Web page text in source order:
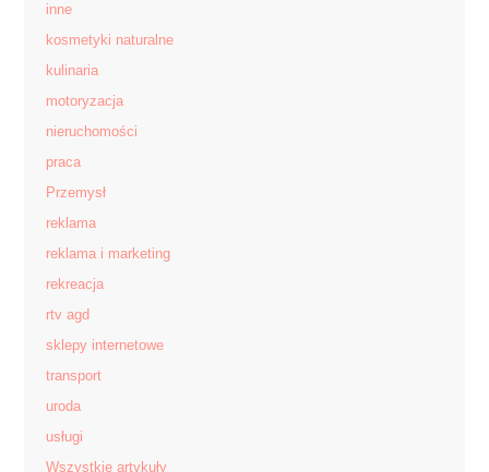
inne
kosmetyki naturalne
kulinaria
motoryzacja
nieruchomości
praca
Przemysł
reklama
reklama i marketing
rekreacja
rtv agd
sklepy internetowe
transport
uroda
usługi
Wszystkie artykuły